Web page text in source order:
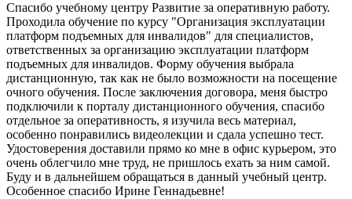
Спасибо учебному центру Развитие за оперативную работу.
Проходила обучение по курсу "Организация эксплуатации
платформ подъемных для инвалидов" для специалистов,
ответственных за организацию эксплуатации платформ
подъемных для инвалидов. Форму обучения выбрала
дистанционную, так как не было возможности на посещение
очного обучения. После заключения договора, меня быстро
подключили к порталу дистанционного обучения, спасибо
отдельное за оперативность, я изучила весь материал,
особенно понравились видеолекции и сдала успешно тест.
Удостоверения доставили прямо ко мне в офис курьером, это
очень облегчило мне труд, не пришлось ехать за ним самой.
Буду и в дальнейшем обращаться в данный учебный центр.
Особенное спасибо Ирине Геннадьевне!